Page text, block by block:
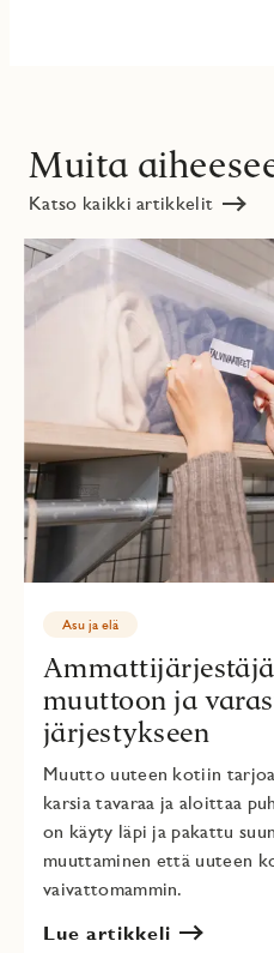
Muita
Katso kaikki artikkelit
Asu ja elä
muuttoon ja
järjestykseen
Muutto uuteen kotiin
karsia tavaraa ja aloittaa
on käyty läpi ja pakattu
muuttaminen että uuteen
vaivattomammin.
Lue artikkeli